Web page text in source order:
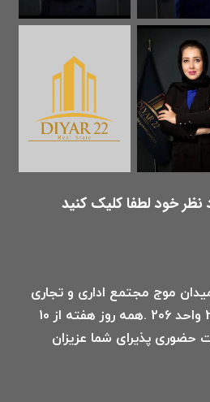
موج مجتمع اداری و تجاری
سرزمین آفتاب طبقه 2 واحد 206 .همه روز هفته از 10
صورت حضوری پذیرای شما عزیزان
خود لطفا کلیک کنید